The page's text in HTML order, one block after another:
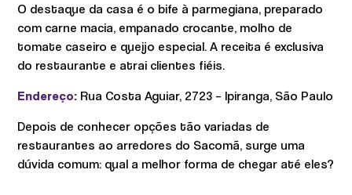
O destaque da casa é o bife à parmegiana, preparado
com carne macia, empanado crocante, molho de
tomate caseiro e queijo especial. A receita é exclusiva
do restaurante e atrai clientes fiéis.
Endereço: Rua Costa Aguiar, 2723 – Ipiranga, São Paulo
Depois de conhecer opções tão variadas de
restaurantes ao arredores do Sacomã, surge uma
dúvida comum: qual a melhor forma de chegar até eles?